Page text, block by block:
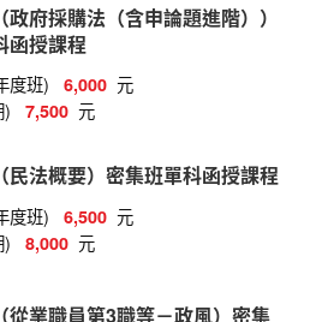
)
政府採購法（含申論題進階））
函授課程
度班) 6,000 元
)
7,500 元
民法概要）密集班單科函授課程
度班) 6,500 元
)
8,000 元
從業職員第3職等－政風）密集